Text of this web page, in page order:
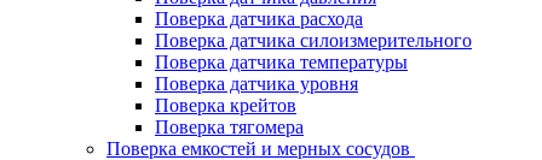
Поверка датчика расхода
Поверка датчика силоизмерительного
Поверка датчика температуры
Поверка датчика уровня
Поверка крейтов
Поверка тягомера
Поверка емкостей и мерных сосудов